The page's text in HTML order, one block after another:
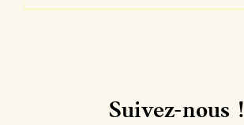
Suivez-nous !